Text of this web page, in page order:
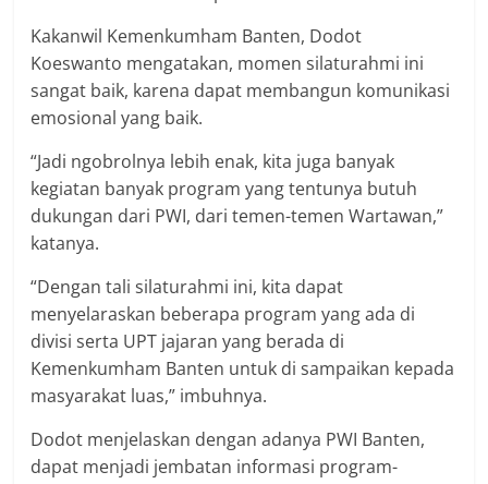
Kakanwil Kemenkumham Banten, Dodot
Koeswanto mengatakan, momen silaturahmi ini
sangat baik, karena dapat membangun komunikasi
emosional yang baik.
“Jadi ngobrolnya lebih enak, kita juga banyak
kegiatan banyak program yang tentunya butuh
dukungan dari PWI, dari temen-temen Wartawan,”
katanya.
“Dengan tali silaturahmi ini, kita dapat
menyelaraskan beberapa program yang ada di
divisi serta UPT jajaran yang berada di
Kemenkumham Banten untuk di sampaikan kepada
masyarakat luas,” imbuhnya.
Dodot menjelaskan dengan adanya PWI Banten,
dapat menjadi jembatan informasi program-